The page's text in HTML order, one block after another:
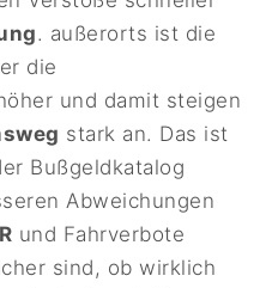
. außerorts ist die
die
und damit steigen
stark an. Das ist
Bußgeldkatalog
Abweichungen
und Fahrverbote
sind, ob wirklich